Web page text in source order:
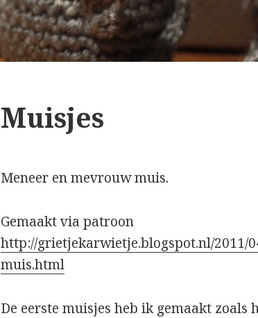
Muisjes
Meneer en mevrouw muis.
Gemaakt via patroon
http://grietjekarwietje.blogspot.nl/2011/
muis.html
De eerste muisjes heb ik gemaakt zoals